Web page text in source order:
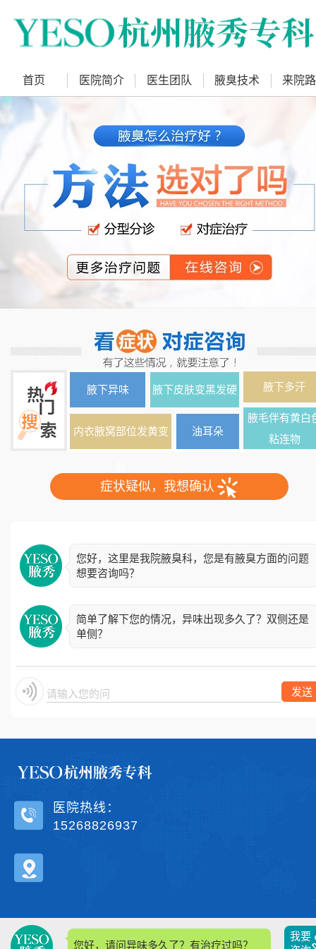
首页 医院简介 医生团队 腋臭技术 来院
腋下异味 腋下皮肤变黑发硬 腋下多汗
内衣腋窝部位发黄变 油耳朵
腋毛伴有黄白
粘连物
症状疑似，我想确认
您好，这里是我院腋臭科，您是有腋臭方面的问题
想要咨询吗？
简单了解下您的情况，异味出现多久了？双侧还是
单侧？
请输入您的问题 发送
您好，请问异味多久了？有治疗过吗？
我要
医院热线：
15268826937